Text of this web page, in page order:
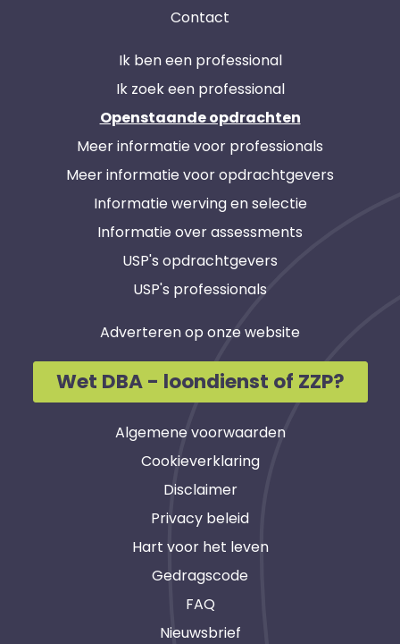
Contact
Ik ben een professional
Ik zoek een professional
Openstaande opdrachten
Meer informatie voor professionals
Meer informatie voor opdrachtgevers
Informatie werving en selectie
Informatie over assessments
USP's opdrachtgevers
USP's professionals
Adverteren op onze website
Wet DBA - loondienst of ZZP?
Algemene voorwaarden
Cookieverklaring
Disclaimer
Privacy beleid
Hart voor het leven
Gedragscode
FAQ
Nieuwsbrief